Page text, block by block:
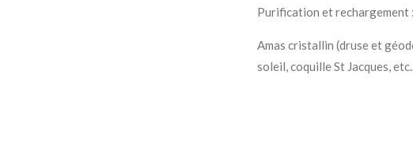
Purification et rechargement :
Amas cristallin (druse et
soleil, coquille St Jacques,